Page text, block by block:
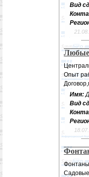
Вид
Любые
Опыт
Имя:
Вид
Фонтаны